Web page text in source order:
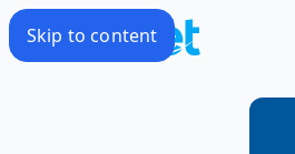
Skip to content